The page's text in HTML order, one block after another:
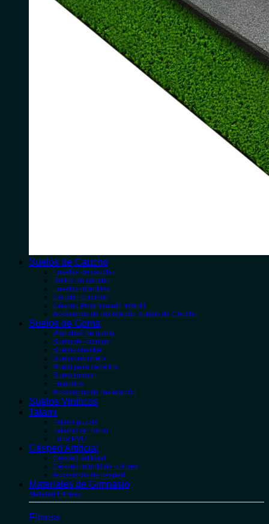
Suelos de Caucho
Losetas de caucho
Rollos de caucho
Losetas infantiles
Caucho contínuo
Césped Amortiguado Infantil
Accesorios de instalación suelos de Caucho
Suelos de Goma
Planchas de goma
Suelo de círculos
Suelos checker
Suelos estribera
Suelo para caballos
Suelo rugoso
Felpudos
Accesorios de instalación
Suelos Vinílicos
Tatami
Tatami puzzle
Tatamis sin forrar
Lona PVC
Césped Artificial
Césped artificial
Césped infantil de colores
Accesorios de césped
Materiales de Gimnasio
Material Fitness
Fitness